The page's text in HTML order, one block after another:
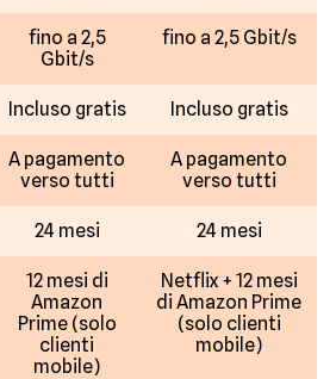
fino a 2,5
Gbit/s
fino a 2,5 Gbit/s
Incluso gratis Incluso gratis
A pagamento
verso tutti
A pagamento
verso tutti
24 mesi 24 mesi
12 mesi di
Amazon
Prime (solo
clienti
mobile)
Netflix + 12 mesi
di Amazon Prime
(solo clienti
mobile)